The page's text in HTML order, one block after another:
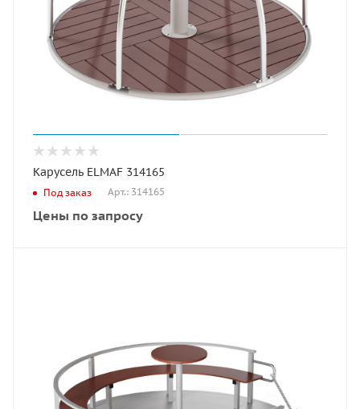
Карусель ELMAF 314165
Под заказ Арт.: 314165
Цены по запросу